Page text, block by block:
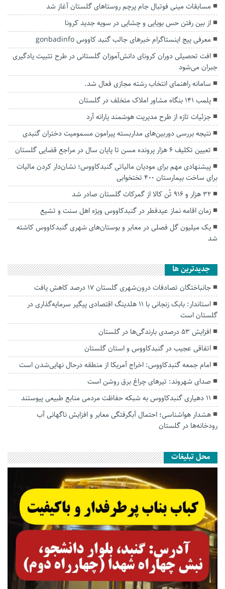
مسابقات مینی‌ فوتبال جام پرچم روستاهای گلستان آغاز شد
از بین رفتن حس بویایی و چشایی در سویه جدید کرونا
معرفی پیج اینستاگرام خبرهای جالب گنبد کاووس gonbadinfo
افت تحصیلی دوران کرونای دانش‌آموزان گلستانی در طرح تثبیت یادگیری
جبران می‌شود
سامانه راهنمای انتخاب رشته مجازی فعال شد.
پلمب ۱۴۱ بنگاه مشاور املاک متخلف در گلستان
جزئیات تازه از طرح مدیریت هوشمند یارانه آرد
نتیجه بررسی دوربین‌های مداربسته پیرامون مسمومیت دختران گنبدی
تعیین تکلیف ۶ هزار پرونده مسن تا پایان سال در مراجع قضایی گلستان
پیشنهادی مهم برای مودیان مالیاتی گنبدکاووس؛ نشان‌دار کردن مالیات
برای ساخت بیمارستان ۴۰۰ تختخوابی
۳۲ هزار و ۹۱۶ تُن کالا از گمرکات گلستان صادر شد
زمان اقامه نماز عیدفطر در گنبدکاووس ویژه اهل سنت و تشیع
یک میلیون گل فصلی در معابر و بوستان‌های شهری گنبدکاووس کاشته
شد
جديدترين ها
جانباختگان تصادفات درون‌شهری گلستان ۱۷ درصد کاهش یافت
استاندار: بابک زنجانی با ۱۱ هلدینگ اقتصادی پیگیر سرمایه‌گذاری در
گلستان است
افزایش ۵۳ درصدی بارندگی‌ها در گلستان
اتفاقی عجیب در‌ گنبدکاووس و استان گلستان
امام جمعه گنبدکاووس: اخراج آمریکا از منطقه درحال نهایی‌شدن است
صدای شهروند: تیرهای چراغ برق روشن است
۱۱ دهیاری گنبدکاووس به شبکه حفاظت مردمی منابع طبیعی پیوستند
هشدار هواشناسی؛ احتمال آبگرفتگی معابر و افزایش ناگهانی آب
رودخانه‌ها در گلستان
محل تبلیغات